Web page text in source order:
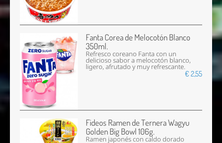
Fanta Corea de Melocotón Blanco
350ml.
Refresco coreano Fanta con un
delicioso sabor a melocotón blanco,
ligero, afrutado y muy refrescante.
€ 2,55
Fideos Ramen de Ternera Wagyu
Golden Big Bowl 106g.
Ramen japonés con caldo dorado